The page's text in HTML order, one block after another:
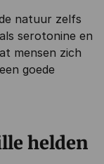
natuur zelfs
serotonine en
mensen zich
goede
helden